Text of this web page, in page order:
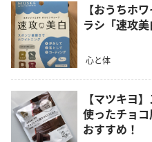
【おうちホ
ラシ「速攻
心と体
【マツキヨ
使ったチョ
おすすめ！